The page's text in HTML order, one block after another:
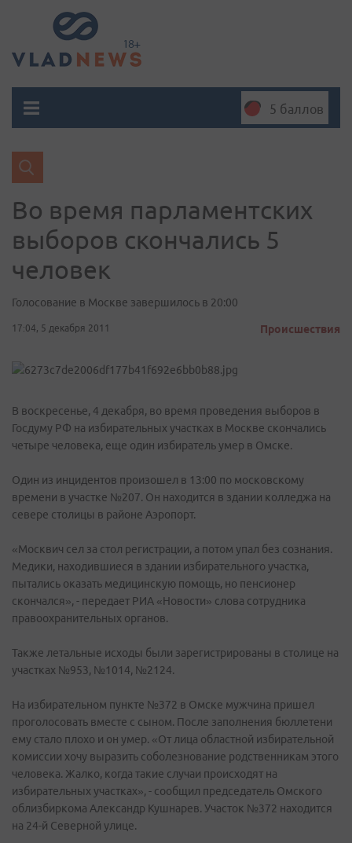
5 баллов
Во время парламентских
выборов скончались 5
человек
Голосование в Москве завершилось в 20:00
17:04, 5 декабря 2011 Происшествия
В воскресенье, 4 декабря, во время проведения выборов в
Госдуму РФ на избирательных участках в Москве скончались
четыре человека, еще один избиратель умер в Омске.
Один из инцидентов произошел в 13:00 по московскому
времени в участке №207. Он находится в здании колледжа на
севере столицы в районе Аэропорт.
«Москвич сел за стол регистрации, а потом упал без сознания.
Медики, находившиеся в здании избирательного участка,
пытались оказать медицинскую помощь, но пенсионер
скончался», - передает РИА «Новости» слова сотрудника
правоохранительных органов.
Также летальные исходы были зарегистрированы в столице на
участках №953, №1014, №2124.
На избирательном пункте №372 в Омске мужчина пришел
проголосовать вместе с сыном. После заполнения бюллетени
ему стало плохо и он умер. «От лица областной избирательной
комиссии хочу выразить соболезнование родственникам этого
человека. Жалко, когда такие случаи происходят на
избирательных участках», - сообщил председатель Омского
облизбиркома Александр Кушнарев. Участок №372 находится
на 24-й Северной улице.